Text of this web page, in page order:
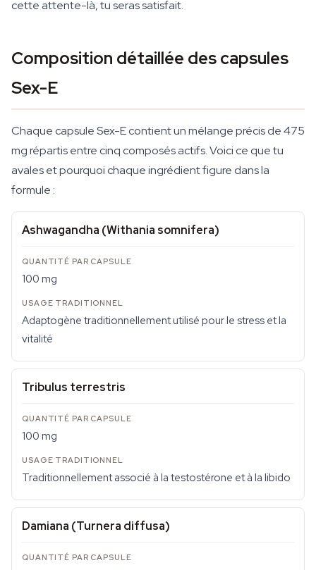
cette attente-là, tu seras satisfait.
Composition détaillée des capsules
Sex-E
Chaque capsule Sex-E contient un mélange précis de 475
mg répartis entre cinq composés actifs. Voici ce que tu
avales et pourquoi chaque ingrédient figure dans la
formule :
Ashwagandha (Withania somnifera)
100 mg
Adaptogène traditionnellement utilisé pour le stress et la
vitalité
Tribulus terrestris
100 mg
Traditionnellement associé à la testostérone et à la libido
Damiana (Turnera diffusa)